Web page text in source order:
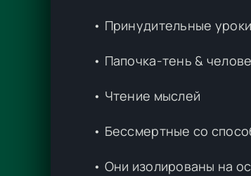
• Принудительные
• Папочка-тень &
• Чтение мыслей
• Бессмертные со
• Они изолированы на